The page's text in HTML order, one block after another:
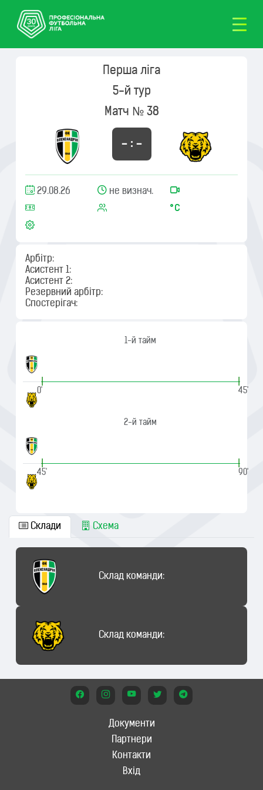
Перша ліга
5-й тур
Матч № 38
– : –
29.08.26 не визнач.
Арбітр:
Асистент 1:
Асистент 2:
Резервний арбітр:
Спостерігач:
1-й тайм
|
0'
|
45'
2-й тайм
|
45'
|
90'
Склади Схема
Склад команди:
Склад команди:
Документи
Партнери
Контакти
Вхід